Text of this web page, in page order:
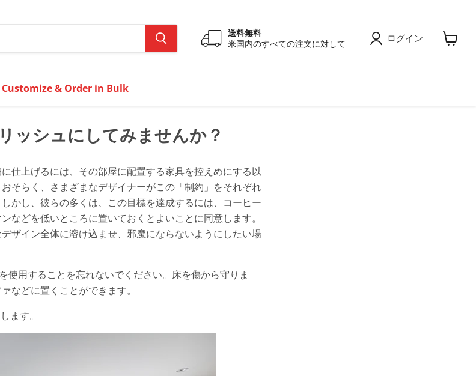
送料無料
米国内のすべての注文に対して
ログイン
Customize & Order in Bulk
ッシュにしてみませんか？
仕上げるには、その部屋に配置する家具を控えめにする以
そらく、さまざまなデザイナーがこの「制約」をそれぞれ
かし、彼らの多くは、この目標を達成するには、コーヒー
などを低いところに置いておくとよいことに同意します。
ザイン全体に溶け込ませ、邪魔にならないようにしたい場
使用することを忘れないでください。床を傷から守りま
などに置くことができます。
ます。